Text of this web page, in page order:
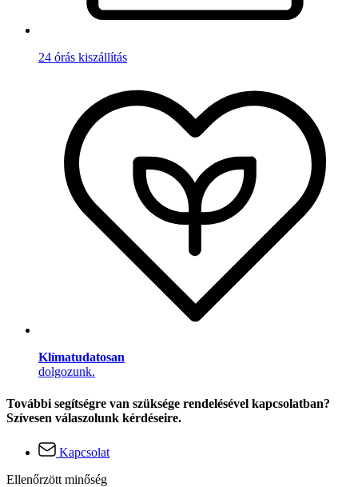
24 órás kiszállítás
Klímatudatosan
dolgozunk.
További segítségre van szüksége rendelésével kapcsolatban?
Szívesen válaszolunk kérdéseire.
Kapcsolat
Ellenőrzött minőség